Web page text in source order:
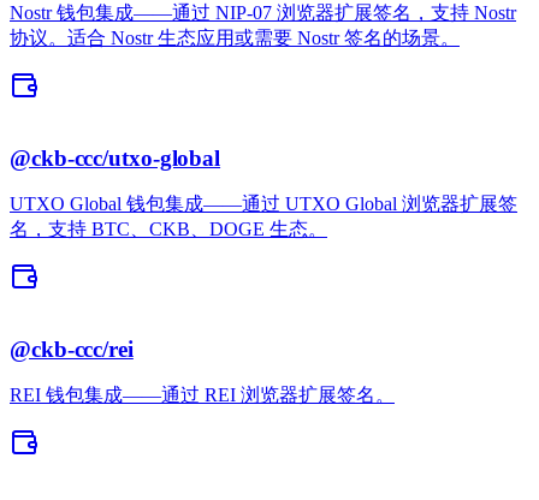
Nostr 钱包集成——通过 NIP-07 浏览器扩展签名，支持 Nostr
协议。适合 Nostr 生态应用或需要 Nostr 签名的场景。
@ckb-ccc/utxo-global
UTXO Global 钱包集成——通过 UTXO Global 浏览器扩展签
名，支持 BTC、CKB、DOGE 生态。
@ckb-ccc/rei
REI 钱包集成——通过 REI 浏览器扩展签名。